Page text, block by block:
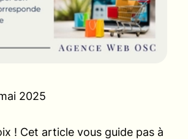
2025
! Cet article vous guide pas à